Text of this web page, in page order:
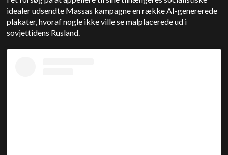
idealer udsendte Massas kampagne en række AI-genererede
plakater, hvoraf nogle ikke ville se malplacerede ud i
sovjettidens Rusland.